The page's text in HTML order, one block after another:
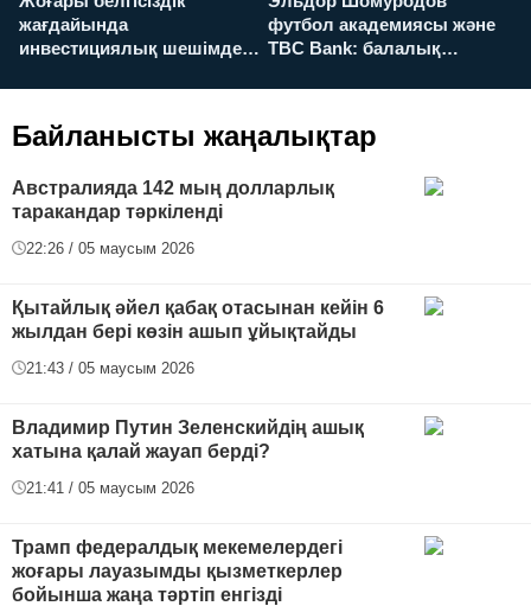
жағдайында
инвестициялық шешімдер
футбол академиясы және
TBC Bank: балалық
Байланысты жаңалықтар
Австралияда 142 мың долларлық
таракандар тәркіленді
22:26 / 05 маусым 2026
Қытайлық әйел қабақ отасынан кейін 6
жылдан бері көзін ашып ұйықтайды
21:43 / 05 маусым 2026
Владимир Путин Зеленскийдің ашық
хатына қалай жауап берді?
21:41 / 05 маусым 2026
Трамп федералдық мекемелердегі
жоғары лауазымды қызметкерлер
бойынша жаңа тәртіп енгізді